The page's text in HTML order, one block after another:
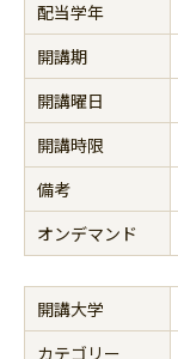
配当学年
開講期
開講曜日
開講時限
備考
オンデマンド
開講大学
カテゴリー